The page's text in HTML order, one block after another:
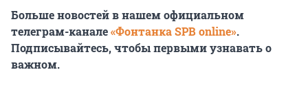
Больше новостей в нашем официальном
телеграм-канале«Фонтанка SPB online».
Подписывайтесь, чтобы первыми узнавать о
важном.